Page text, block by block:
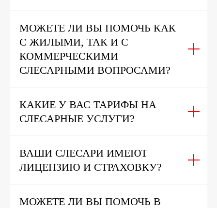
МОЖЕТЕ ЛИ ВЫ ПОМОЧЬ КАК
С ЖИЛЫМИ, ТАК И С
КОММЕРЧЕСКИМИ
СЛЕСАРНЫМИ ВОПРОСАМИ?
КАКИЕ У ВАС ТАРИФЫ НА
СЛЕСАРНЫЕ УСЛУГИ?
ВАШИ СЛЕСАРИ ИМЕЮТ
ЛИЦЕНЗИЮ И СТРАХОВКУ?
МОЖЕТЕ ЛИ ВЫ ПОМОЧЬ В